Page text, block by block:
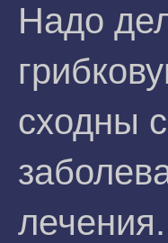
Надо
сходны
лечения.